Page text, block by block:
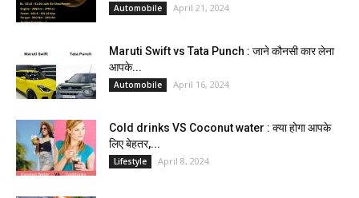
Automobile April 21, 2024
Maruti Swift vs Tata Punch : जाने कौनसी कार लेना
आपके...
Automobile April 16, 2024
Cold drinks VS Coconut water : क्या होगा आपके
लिए बेहतर,...
Lifestyle April 8, 2024